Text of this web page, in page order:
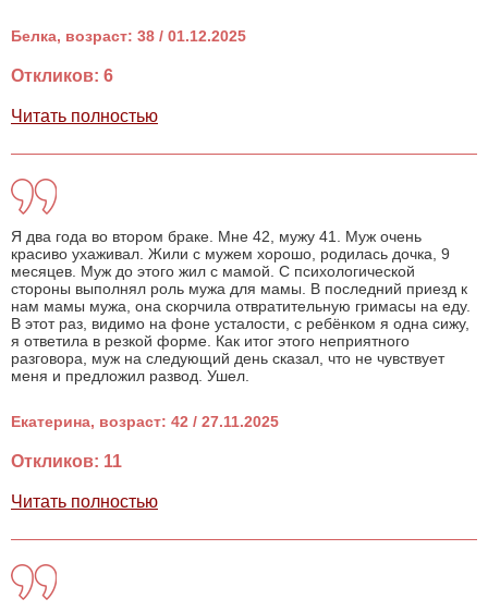
Белка, возраст: 38 / 01.12.2025
Откликов: 6
Читать полностью
Я два года во втором браке. Мне 42, мужу 41. Муж очень
красиво ухаживал. Жили с мужем хорошо, родилась дочка, 9
месяцев. Муж до этого жил с мамой. С психологической
стороны выполнял роль мужа для мамы. В последний приезд к
нам мамы мужа, она скорчила отвратительную гримасы на еду.
В этот раз, видимо на фоне усталости, с ребёнком я одна сижу,
я ответила в резкой форме. Как итог этого неприятного
разговора, муж на следующий день сказал, что не чувствует
меня и предложил развод. Ушел.
Екатерина, возраст: 42 / 27.11.2025
Откликов: 11
Читать полностью